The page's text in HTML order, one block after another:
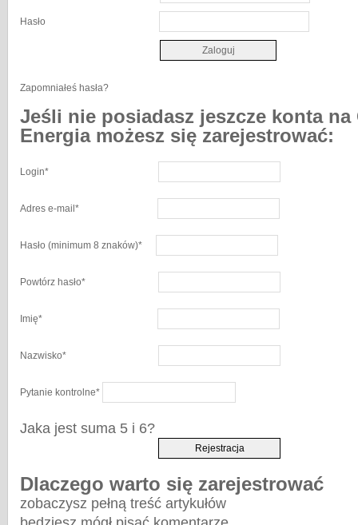
Hasło
Zapomniałeś hasła?
Jeśli nie posiadasz jeszcze konta na
Energia możesz się zarejestrować:
Login*
Adres e-mail *
Hasło (minimum 8 znaków)*
Powtórz hasło*
Imię*
Nazwisko*
Pytanie kontrolne*
Jaka jest suma 5 i 6?
Dlaczego warto się zarejestrować
zobaczysz pełną treść artykułów